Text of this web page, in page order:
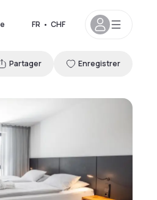
FR • CHF
Partager Enregistrer